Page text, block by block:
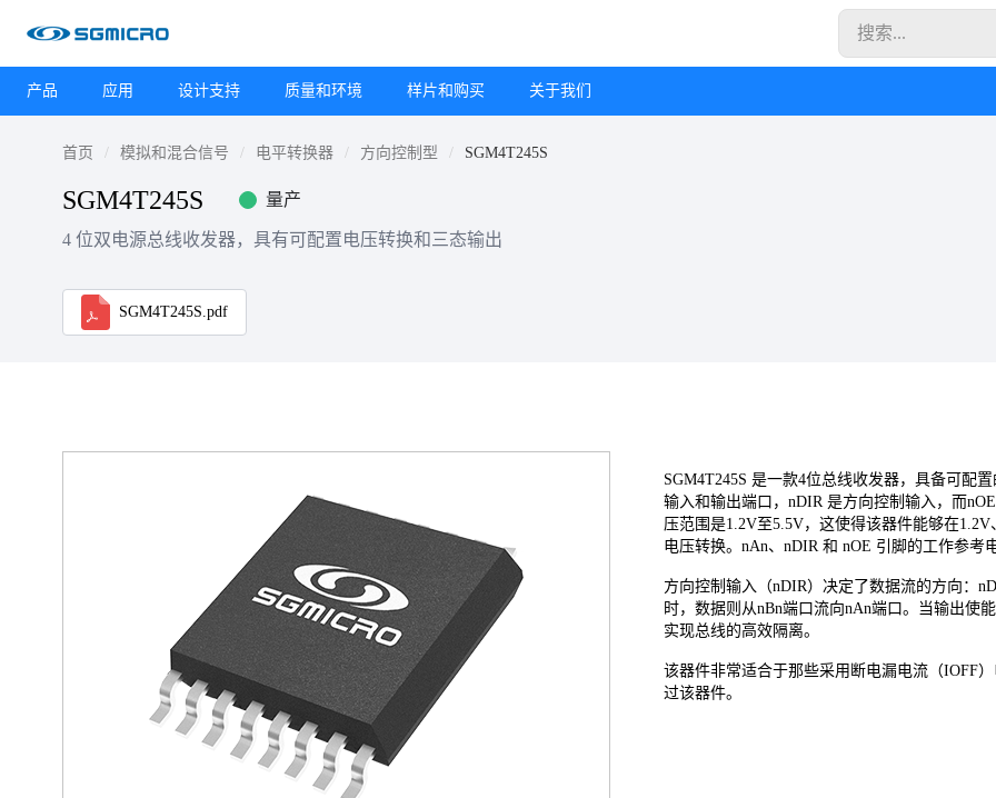
产品 应用 设计支持 质量和环境 样片和购买 关于我们
首页 模拟和混合信号 电平转换器 方向控制型 SGM4T245S
SGM4T245S 量产
4 位双电源总线收发器，具有可配置电压转换和三态输出
SGM4T245S.pdf
SGM4T245S 是一款4位总线收发器，具备可配
输入和输出端口，nDIR 是方向控制输入，而
压范围是1.2V至5.5V，这使得该器件能够在
电压转换。nAn、nDIR 和 nOE 引脚的工作参考
方向控制输入（nDIR）决定了数据流的方向：
时，数据则从nBn端口流向nAn端口。当输出使
实现总线的高效隔离。
该器件非常适合于那些采用断电漏电流（IOFF
过该器件。